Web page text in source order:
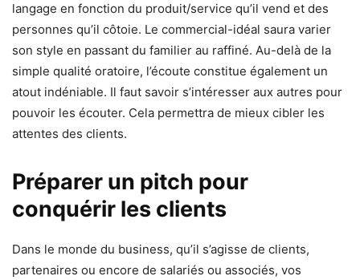
langage en fonction du produit/service qu’il vend et des
personnes qu’il côtoie. Le commercial-idéal saura varier
son style en passant du familier au raffiné. Au-delà de la
simple qualité oratoire, l’écoute constitue également un
atout indéniable. Il faut savoir s’intéresser aux autres pour
pouvoir les écouter. Cela permettra de mieux cibler les
attentes des clients.
Préparer un pitch pour
conquérir les clients
Dans le monde du business, qu’il s’agisse de clients,
partenaires ou encore de salariés ou associés, vos